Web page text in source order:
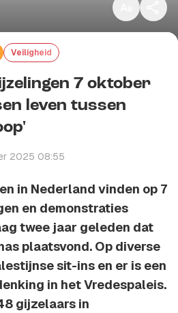
Veiligheid
7 oktober
leven tussen
2025 08:55
in Nederland vinden op 7
en demonstraties
twee jaar geleden dat
plaatsvond. Op diverse
sit-ins en er is een
in het Vredespaleis.
gijzelaars in